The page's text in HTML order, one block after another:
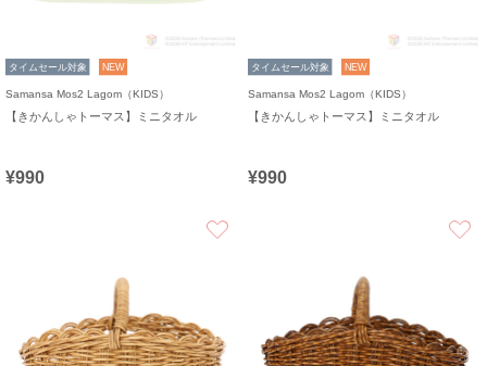
タイムセール対象 NEW
Samansa Mos2 Lagom（KIDS）
【きかんしゃトーマス】ミニタオル
¥990
タイムセール対象 NEW
Samansa Mos2 Lagom（KIDS）
【きかんしゃトーマス】ミニタオル
¥990